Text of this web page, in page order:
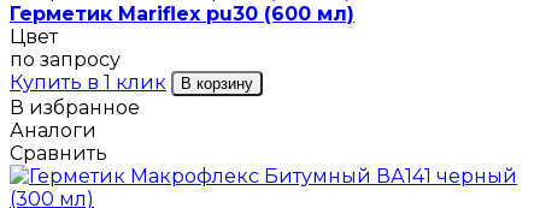
Герметик Mariflex pu30 (600 мл)
Цвет
по запросу
Купить в 1 клик
В корзину
В избранное
Аналоги
Сравнить